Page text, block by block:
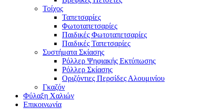
Τοίχος
Ταπετσαρίες
Φωτοταπετσαρίες
Παιδικές Φωτοταπετσαρίες
Παιδικές Ταπετσαρίες
Συστήματα Σκίασης
Ρόλλερ Ψηφιακής Εκτύπωσης
Ρόλλερ Σκίασης
Οριζόντιες Περσίδες Αλουμινίου
Γκαζόν
Φύλαξη Χαλιών
Επικοινωνία